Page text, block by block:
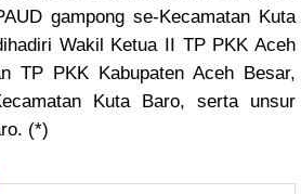
gampong se-Kecamatan Kuta
Wakil Ketua II TP PKK Aceh
TP PKK Kabupaten Aceh Besar,
Kuta Baro, serta unsur
(*)